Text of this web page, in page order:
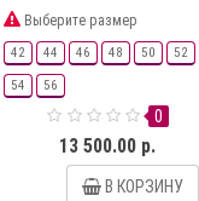
Выберите размер
42 44 46 48 50 52
54 56
0
13 500.00 р.
В КОРЗИНУ